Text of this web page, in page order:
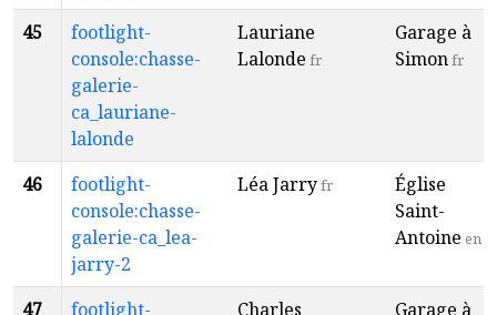
45
footlight-
console:chasse-
galerie-
ca_lauriane-
lalonde
Lauriane
Lalonde fr
Garage à
Simonfr
46
footlight-
console:chasse-
galerie-ca_lea-
jarry-2
Léa Jarryfr
Église
Saint-
Antoine en
47
footlight-
Charles
Garage à